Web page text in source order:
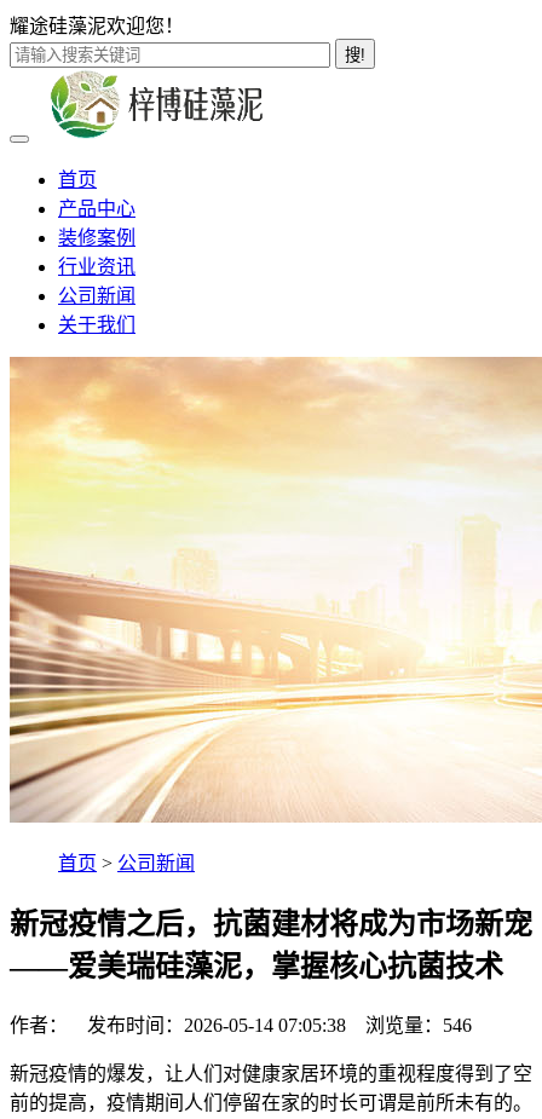
耀途硅藻泥欢迎您！
搜!
首页
产品中心
装修案例
行业资讯
公司新闻
关于我们
首页 > 公司新闻
新冠疫情之后，抗菌建材将成为市场新宠
——爱美瑞硅藻泥，掌握核心抗菌技术
作者： 发布时间：2026-05-14 07:05:38 浏览量： 546
新冠疫情的爆发，让人们对健康家居环境的重视程度得到了空
前的提高，疫情期间人们停留在家的时长可谓是前所未有的。